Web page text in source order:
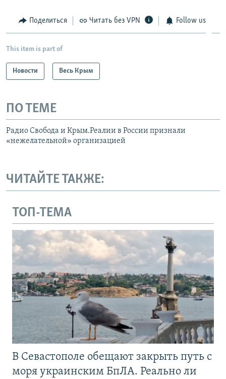
Поделиться Читать без VPN Follow us
This item is part of
Новости Весь Крым
ПО ТЕМЕ
Радио Свобода и Крым.Реалии в России признали
«нежелательной» организацией
ЧИТАЙТЕ ТАКЖЕ:
ТОП-ТЕМА
В Севастополе обещают закрыть путь с
моря украинским БпЛА. Реально ли